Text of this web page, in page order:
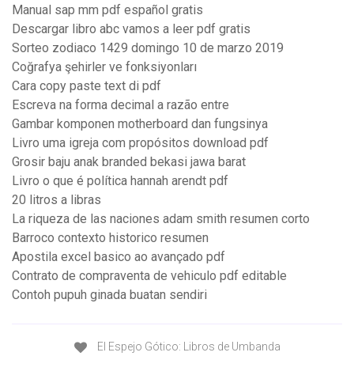
Manual sap mm pdf español gratis
Descargar libro abc vamos a leer pdf gratis
Sorteo zodiaco 1429 domingo 10 de marzo 2019
Coğrafya şehirler ve fonksiyonları
Cara copy paste text di pdf
Escreva na forma decimal a razão entre
Gambar komponen motherboard dan fungsinya
Livro uma igreja com propósitos download pdf
Grosir baju anak branded bekasi jawa barat
Livro o que é política hannah arendt pdf
20 litros a libras
La riqueza de las naciones adam smith resumen corto
Barroco contexto historico resumen
Apostila excel basico ao avançado pdf
Contrato de compraventa de vehiculo pdf editable
Contoh pupuh ginada buatan sendiri
El Espejo Gótico: Libros de Umbanda